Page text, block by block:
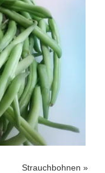
Strauchbohnen »